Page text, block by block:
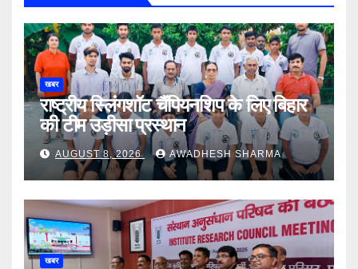
खबर
राष्ट्रीय स्लिंगशॉट चैंपियनशिप के लिए बिहार
की टीम उड़ीसा प्रस्थान
AUGUST 8, 2026 AWADHESH SHARMA
खबर